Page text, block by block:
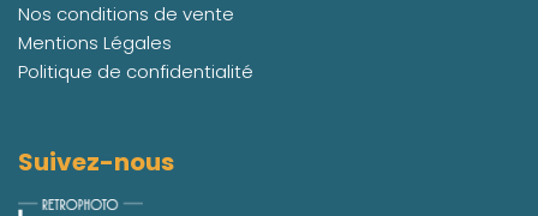
Nos conditions de vente
Mentions Légales
Politique de confidentialité
Suivez-nous